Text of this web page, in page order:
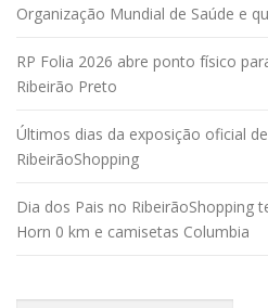
Organização Mundial de Saúde e
RP Folia 2026 abre ponto físico
Ribeirão Preto
Últimos dias da exposição oficial
RibeirãoShopping
Dia dos Pais no RibeirãoShopping
Horn 0 km e camisetas Columbia